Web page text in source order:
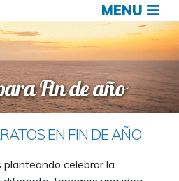
MENU
Fin de año
EN FIN DE AÑO
celebrar la